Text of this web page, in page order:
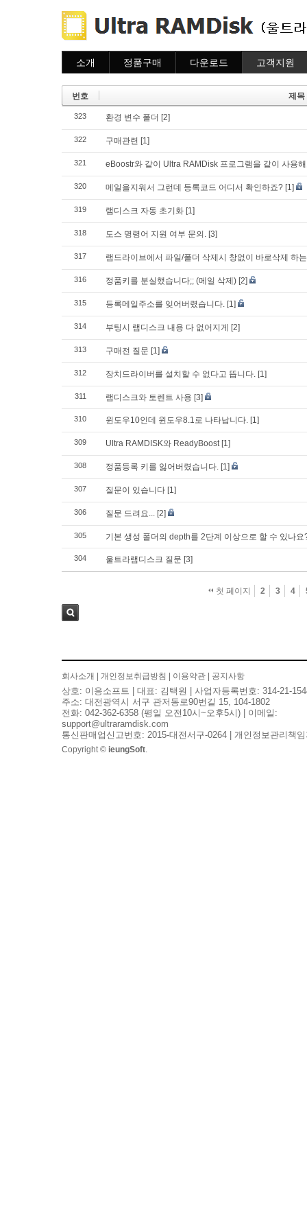
소개 정품구매
이용안내
다운로드 고객지원
자주묻는질문
질문하기
번호 제목
323 환경 변수 폴더 [2]
322 구매관련 [1]
321 eBoostr와 같이 Ultra RAMDisk 프로그램을 같이 사용
320 메일을지워서 그런데 등록코드 어디서 확인하죠? [1]
319 램디스크 자동 초기화 [1]
318 도스 명령어 지원 여부 문의. [3]
317 램드라이브에서 파일/폴더 삭제시 창없이 바로삭제 하
316 정품키를 분실했습니다;; (메일 삭제) [2]
315 등록메일주소를 잊어버렸습니다. [1]
314 부팅시 램디스크 내용 다 없어지게 [2]
313 구매전 질문 [1]
312 장치드라이버를 설치할 수 없다고 뜹니다. [1]
311 램디스크와 토렌트 사용 [3]
310 윈도우10인데 윈도우8.1로 나타납니다. [1]
309 Ultra RAMDISK와 ReadyBoost [1]
308 정품등록 키를 잃어버렸습니다. [1]
307 질문이 있습니다 [1]
306 질문 드려요... [2]
305 기본 생성 폴더의 depth를 2단계 이상으로 할 수 있나요
304 울트라램디스크 질문 [3]
첫 페이지 2 3 4
회사소개 개인정보취급방침 이용약관 공지사항
상호: 이응소프트 | 대표: 김택원 | 사업자등록번호: 314-21-
주소: 대전광역시 서구 관저동로90번길 15, 104-1802
전화: 042-362-6358 (평일 오전10시~오후5시) | 이메일:
support@ultraramdisk.com
통신판매업신고번호: 2015-대전서구-0264 | 개인정보관리책
Copyright © ieungSoft.